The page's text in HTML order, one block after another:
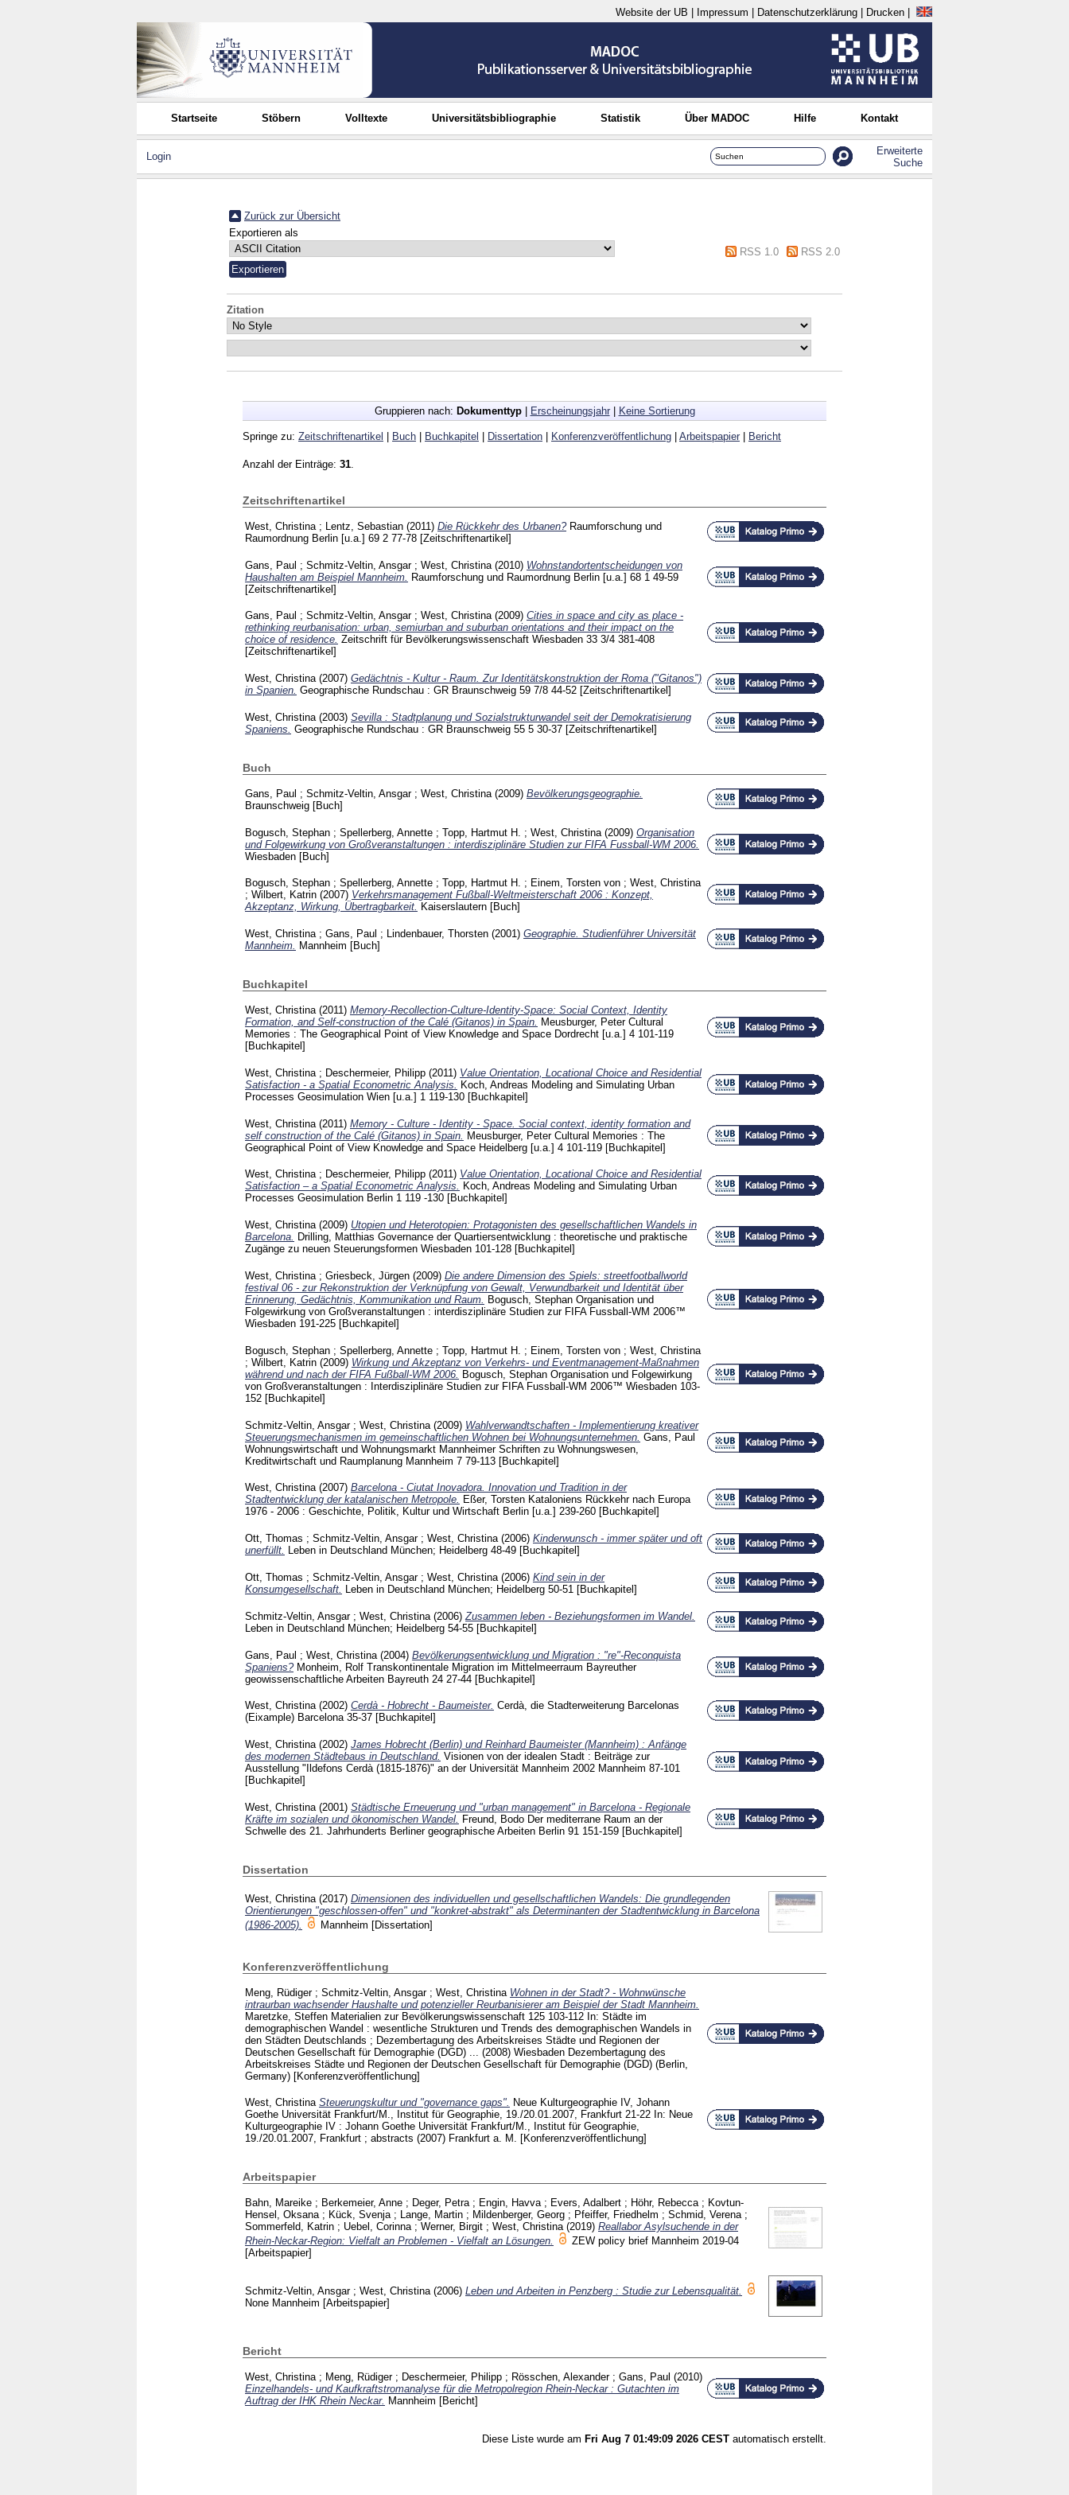
Website der UB Impressum Datenschutzerklärung Drucken
Startseite Stöbern Volltexte Universitätsbibliographie Statistik Über MADOC Hilfe Kontakt
Login
Erweiterte
Suche
Zurück zur Übersicht
Exportieren als
RSS 1.0
RSS 2.0
Zitation
Gruppieren nach: Dokumenttyp| Erscheinungsjahr| Keine Sortierung
Springe zu: Zeitschriftenartikel Buch Buchkapitel Dissertation Konferenzveröffentlichung Arbeitspapier Bericht
Anzahl der Einträge: 31
Zeitschriftenartikel
West, Christina ; Lentz, Sebastian (2011) Die Rückkehr des Urbanen? Raumforschung und
Raumordnung Berlin [u.a.] 69 2 77-78 [Zeitschriftenartikel]
Gans, Paul ; Schmitz-Veltin, Ansgar; West, Christina (2010) Wohnstandortentscheidungen von
Haushalten am Beispiel Mannheim. Raumforschung und Raumordnung Berlin [u.a.] 68 1 49-59
[Zeitschriftenartikel]
Gans, Paul ; Schmitz-Veltin, Ansgar; West, Christina (2009) Cities in space and city as place -
rethinking reurbanisation: urban, semiurban and suburban orientations and their impact on the
choice of residence. Zeitschrift für Bevölkerungswissenschaft Wiesbaden 33 3/4 381-408
[Zeitschriftenartikel]
West, Christina (2007) Gedächtnis - Kultur - Raum. Zur Identitätskonstruktion der Roma ("Gitanos")
in Spanien. Geographische Rundschau : GR Braunschweig 59 7/8 44-52 [Zeitschriftenartikel]
West, Christina (2003) Sevilla : Stadtplanung und Sozialstrukturwandel seit der Demokratisierung
Spaniens. Geographische Rundschau : GR Braunschweig 55 5 30-37 [Zeitschriftenartikel]
Buch
Gans, Paul ; Schmitz-Veltin, Ansgar; West, Christina (2009) Bevölkerungsgeographie.
Braunschweig [Buch]
Bogusch, Stephan ; Spellerberg, Annette ; Topp, Hartmut H. ; West, Christina (2009) Organisation
und Folgewirkung von Großveranstaltungen : interdisziplinäre Studien zur FIFA Fussball-WM 2006.
Wiesbaden [Buch]
Bogusch, Stephan ; Spellerberg, Annette ; Topp, Hartmut H. ; Einem, Torsten von ; West, Christina
; Wilbert, Katrin (2007) Verkehrsmanagement Fußball-Weltmeisterschaft 2006 : Konzept,
Akzeptanz, Wirkung, Übertragbarkeit. Kaiserslautern [Buch]
West, Christina; Gans, Paul ; Lindenbauer, Thorsten (2001) Geographie. Studienführer Universität
Mannheim. Mannheim [Buch]
Buchkapitel
West, Christina (2011) Memory-Recollection-Culture-Identity-Space: Social Context, Identity
Formation, and Self-construction of the Calé (Gitanos) in Spain.
Meusburger, PeterCultural
Memories : The Geographical Point of View Knowledge and Space Dordrecht [u.a.] 4 101-119
[Buchkapitel]
West, Christina ; Deschermeier, Philipp (2011) Value Orientation, Locational Choice and Residential
Satisfaction - a Spatial Econometric Analysis.
Koch, Andreas Modeling and Simulating Urban
Processes Geosimulation Wien [u.a.] 1 119-130 [Buchkapitel]
West, Christina (2011) Memory - Culture - Identity - Space. Social context, identity formation and
self construction of the Calé (Gitanos) in Spain. Meusburger, PeterCultural Memories : The
Geographical Point of View Knowledge and Space Heidelberg [u.a.] 4 101-119 [Buchkapitel]
West, Christina; Deschermeier, Philipp (2011) Value Orientation, Locational Choice and Residential
Satisfaction – a Spatial Econometric Analysis. Koch, Andreas Modeling and Simulating Urban
Processes Geosimulation Berlin 1 119 -130 [Buchkapitel]
West, Christina (2009) Utopien und Heterotopien: Protagonisten des gesellschaftlichen Wandels in
Barcelona. Drilling, Matthias Governance der Quartiersentwicklung : theoretische und praktische
Zugänge zu neuen Steuerungsformen Wiesbaden 101-128 [Buchkapitel]
West, Christina ; Griesbeck, Jürgen (2009) Die andere Dimension des Spiels: streetfootballworld
festival 06 - zur Rekonstruktion der Verknüpfung von Gewalt, Verwundbarkeit und Identität über
Erinnerung, Gedächtnis, Kommunikation und Raum.
Bogusch, Stephan Organisation und
Folgewirkung von Großveranstaltungen : interdisziplinäre Studien zur FIFA Fussball-WM 2006™
Wiesbaden 191-225 [Buchkapitel]
Bogusch, Stephan ; Spellerberg, Annette ; Topp, Hartmut H. ; Einem, Torsten von ; West, Christina
; Wilbert, Katrin (2009) Wirkung und Akzeptanz von Verkehrs- und Eventmanagement-Maßnahmen
während und nach der FIFA Fußball-WM 2006. Bogusch, Stephan Organisation und Folgewirkung
von Großveranstaltungen : Interdisziplinäre Studien zur FIFA Fussball-WM 2006™ Wiesbaden 103-
152 [Buchkapitel]
Schmitz-Veltin, Ansgar; West, Christina (2009) Wahlverwandtschaften - Implementierung kreativer
Steuerungsmechanismen im gemeinschaftlichen Wohnen bei Wohnungsunternehmen. Gans, Paul
Wohnungswirtschaft und Wohnungsmarkt Mannheimer Schriften zu Wohnungswesen,
Kreditwirtschaft und Raumplanung Mannheim 7 79-113 [Buchkapitel]
West, Christina (2007) Barcelona - Ciutat Inovadora. Innovation und Tradition in der
Stadtentwicklung der katalanischen Metropole. Eßer, Torsten Kataloniens Rückkehr nach Europa
1976 - 2006 : Geschichte, Politik, Kultur und Wirtschaft Berlin [u.a.] 239-260 [Buchkapitel]
Ott, Thomas ; Schmitz-Veltin, Ansgar; West, Christina (2006) Kinderwunsch - immer später und oft
unerfüllt. Leben in Deutschland München; Heidelberg 48-49 [Buchkapitel]
Ott, Thomas ; Schmitz-Veltin, Ansgar; West, Christina (2006) Kind sein in der
Konsumgesellschaft.
Leben in Deutschland München; Heidelberg 50-51 [Buchkapitel]
Schmitz-Veltin, Ansgar; West, Christina (2006) Zusammen leben - Beziehungsformen im Wandel.
Leben in Deutschland München; Heidelberg 54-55 [Buchkapitel]
Gans, Paul ; West, Christina (2004) Bevölkerungsentwicklung und Migration : "re"-Reconquista
Spaniens? Monheim, Rolf Transkontinentale Migration im Mittelmeerraum Bayreuther
geowissenschaftliche Arbeiten Bayreuth 24 27-44 [Buchkapitel]
West, Christina (2002) Cerdà - Hobrecht - Baumeister. Cerdà, die Stadterweiterung Barcelonas
(Eixample) Barcelona 35-37 [Buchkapitel]
West, Christina (2002) James Hobrecht (Berlin) und Reinhard Baumeister (Mannheim) : Anfänge
des modernen Städtebaus in Deutschland. Visionen von der idealen Stadt : Beiträge zur
Ausstellung "Ildefons Cerdà (1815-1876)" an der Universität Mannheim 2002 Mannheim 87-101
[Buchkapitel]
West, Christina (2001) Städtische Erneuerung und "urban management" in Barcelona - Regionale
Kräfte im sozialen und ökonomischen Wandel.
Freund, Bodo Der mediterrane Raum an der
Schwelle des 21. Jahrhunderts Berliner geographische Arbeiten Berlin 91 151-159 [Buchkapitel]
Dissertation
West, Christina (2017) Dimensionen des individuellen und gesellschaftlichen Wandels: Die grundlegenden
Orientierungen "geschlossen-offen" und "konkret-abstrakt" als Determinanten der Stadtentwicklung in Barcelona
(1986-2005).
Mannheim [Dissertation]
Konferenzveröffentlichung
Meng, Rüdiger; Schmitz-Veltin, Ansgar; West, Christina Wohnen in der Stadt? - Wohnwünsche
intraurban wachsender Haushalte und potenzieller Reurbanisierer am Beispiel der Stadt Mannheim.
Maretzke, Steffen Materialien zur Bevölkerungswissenschaft 125 103-112 In: Städte im
demographischen Wandel : wesentliche Strukturen und Trends des demographischen Wandels in
den Städten Deutschlands ; Dezembertagung des Arbeitskreises Städte und Regionen der
Deutschen Gesellschaft für Demographie (DGD) ... (2008) Wiesbaden Dezembertagung des
Arbeitskreises Städte und Regionen der Deutschen Gesellschaft für Demographie (DGD) (Berlin,
Germany) [Konferenzveröffentlichung]
West, Christina Steuerungskultur und "governance gaps". Neue Kulturgeographie IV, Johann
Goethe Universität Frankfurt/M., Institut für Geographie, 19./20.01.2007, Frankfurt 21-22 In: Neue
Kulturgeographie IV : Johann Goethe Universität Frankfurt/M., Institut für Geographie,
19./20.01.2007, Frankfurt ; abstracts (2007) Frankfurt a. M. [Konferenzveröffentlichung]
Arbeitspapier
Bahn, Mareike ; Berkemeier, Anne ; Deger, Petra; Engin, Havva; Evers, Adalbert ; Höhr, Rebecca; Kovtun-
Hensel, Oksana; Kück, Svenja; Lange, Martin ; Mildenberger, Georg ; Pfeiffer, Friedhelm ; Schmid, Verena;
Sommerfeld, Katrin ; Uebel, Corinna; Werner, Birgit ; West, Christina (2019) Reallabor Asylsuchende in der
Rhein-Neckar-Region: Vielfalt an Problemen - Vielfalt an Lösungen.
ZEW policy brief Mannheim 2019-04
[Arbeitspapier]
Schmitz-Veltin, Ansgar; West, Christina (2006) Leben und Arbeiten in Penzberg : Studie zur Lebensqualität.
None Mannheim [Arbeitspapier]
Bericht
West, Christina ; Meng, Rüdiger; Deschermeier, Philipp ; Rösschen, Alexander; Gans, Paul (2010)
Einzelhandels- und Kaufkraftstromanalyse für die Metropolregion Rhein-Neckar : Gutachten im
Auftrag der IHK Rhein Neckar. Mannheim [Bericht]
Diese Liste wurde am Fri Aug 7 01:49:09 2026 CEST automatisch erstellt.